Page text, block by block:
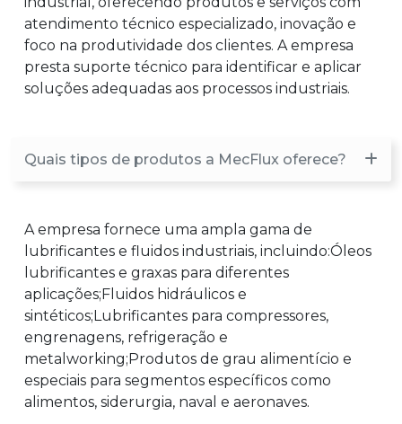
atendimento técnico especializado, inovação e
foco na produtividade dos clientes. A empresa
presta suporte técnico para identificar e aplicar
soluções adequadas aos processos industriais.
Quais tipos de produtos a MecFlux oferece?
A empresa fornece uma ampla gama de
lubrificantes e fluidos industriais, incluindo:Óleos
lubrificantes e graxas para diferentes
aplicações;Fluidos hidráulicos e
sintéticos;Lubrificantes para compressores,
engrenagens, refrigeração e
metalworking;Produtos de grau alimentício e
especiais para segmentos específicos como
alimentos, siderurgia, naval e aeronaves.